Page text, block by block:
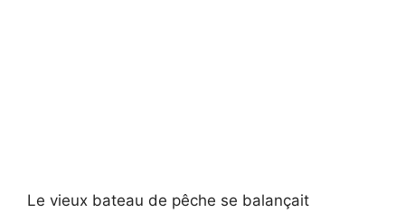
Le vieux bateau de pêche se balançait